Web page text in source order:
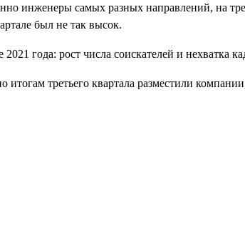
инженеры самых разных направлений, на
был не так высок.
третьего квартала разместили